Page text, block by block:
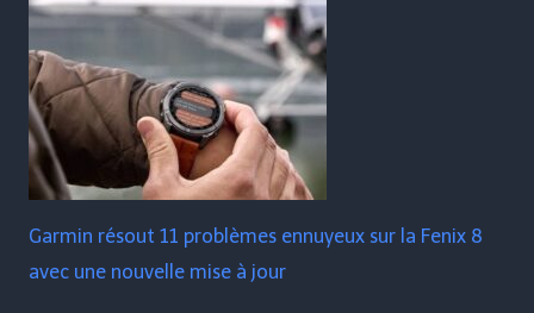
Garmin résout 11 problèmes ennuyeux sur la Fenix ​​​​8
avec une nouvelle mise à jour